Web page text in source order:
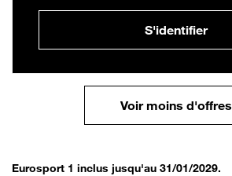
S'identifier
Voir moins d'offres
Eurosport 1 inclus jusqu'au 31/01/2029.